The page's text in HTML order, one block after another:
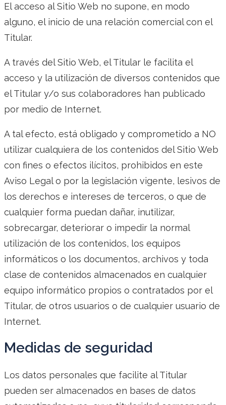
El acceso al Sitio Web no supone, en modo
alguno, el inicio de una relación comercial con el
Titular.
A través del Sitio Web, el Titular le facilita el
acceso y la utilización de diversos contenidos que
el Titular y/o sus colaboradores han publicado
por medio de Internet.
A tal efecto, está obligado y comprometido a NO
utilizar cualquiera de los contenidos del Sitio Web
con fines o efectos ilícitos, prohibidos en este
Aviso Legal o por la legislación vigente, lesivos de
los derechos e intereses de terceros, o que de
cualquier forma puedan dañar, inutilizar,
sobrecargar, deteriorar o impedir la normal
utilización de los contenidos, los equipos
informáticos o los documentos, archivos y toda
clase de contenidos almacenados en cualquier
equipo informático propios o contratados por el
Titular, de otros usuarios o de cualquier usuario de
Internet.
Medidas de seguridad
Los datos personales que facilite al Titular
pueden ser almacenados en bases de datos